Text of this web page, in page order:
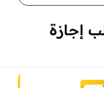
إجازة